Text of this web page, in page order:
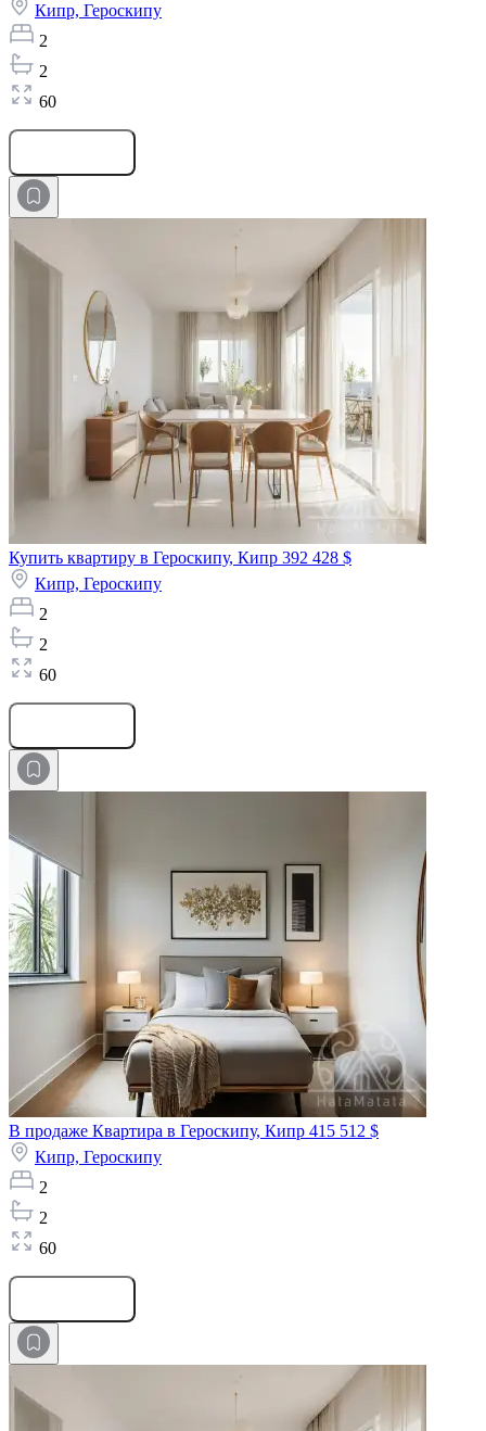
Кипр, Героскипу
2
2
60
Купить квартиру в Героскипу, Кипр 392 428 $
Кипр, Героскипу
2
2
60
В продаже Квартира в Героскипу, Кипр 415 512 $
Кипр, Героскипу
2
2
60